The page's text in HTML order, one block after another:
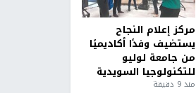
مركز إعلام النجاح
يستضيف وفدًا أكاديميًا
من جامعة لوليو
للتكنولوجيا السويدية
منذ 9 دقيقة